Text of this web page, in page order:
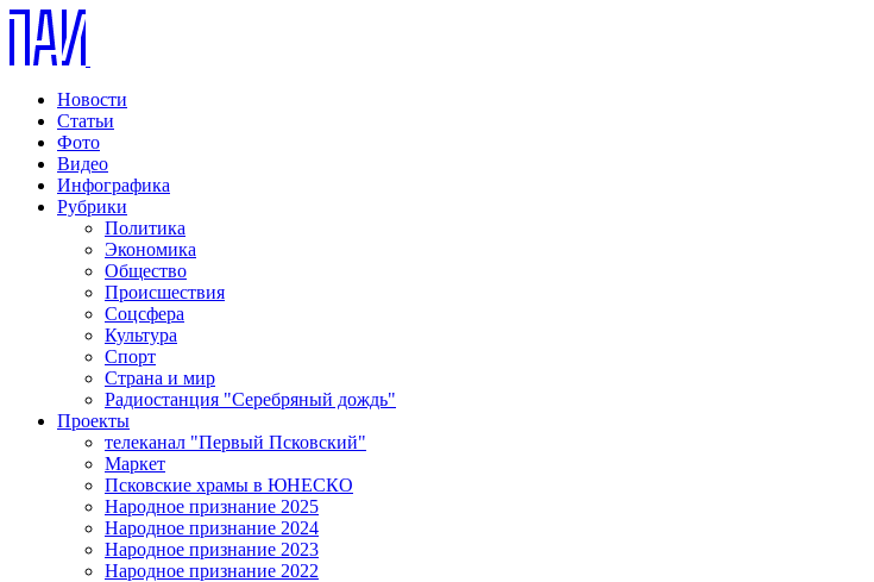
Новости
Статьи
Фото
Видео
Инфографика
Рубрики
Политика
Экономика
Общество
Происшествия
Соцсфера
Культура
Спорт
Страна и мир
Радиостанция "Серебряный дождь"
Проекты
телеканал "Первый Псковский"
Маркет
Псковские храмы в ЮНЕСКО
Народное признание 2025
Народное признание 2024
Народное признание 2023
Народное признание 2022